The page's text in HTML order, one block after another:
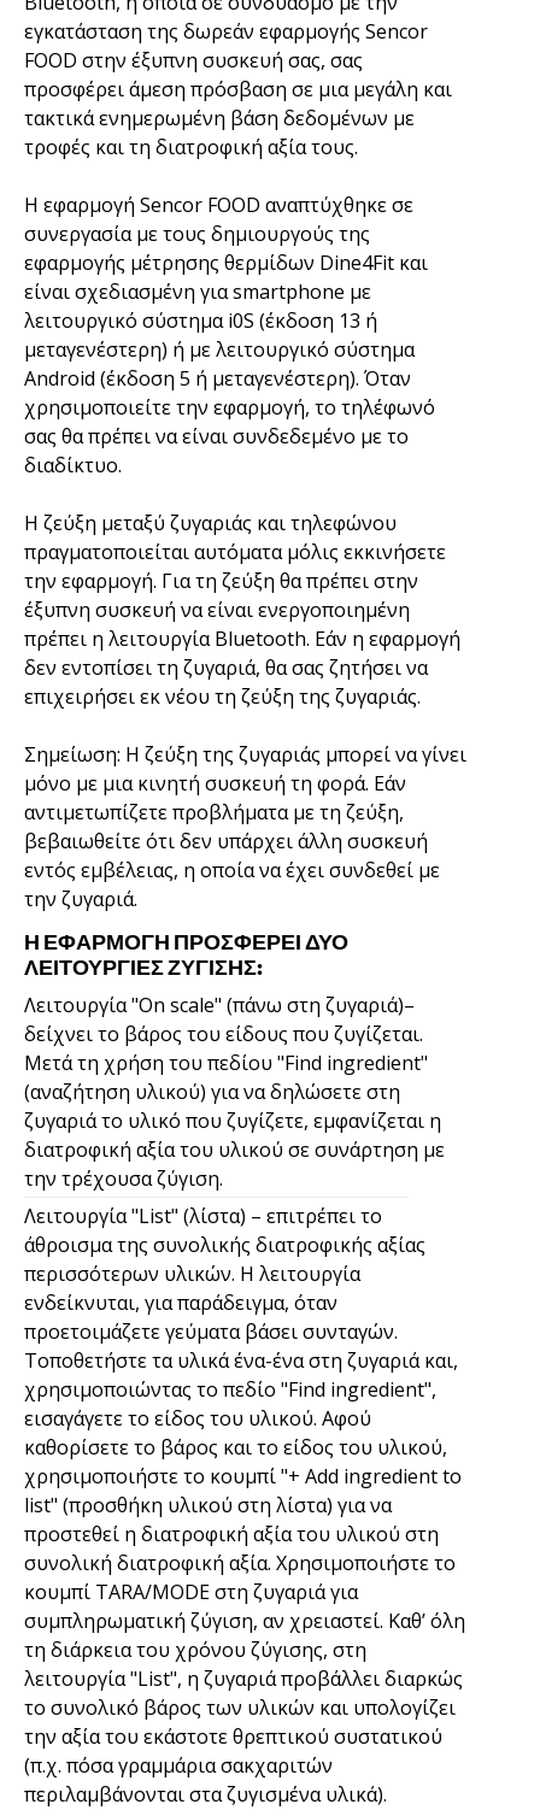
εγκατάσταση της δωρεάν εφαρμογής Sencor
FOOD στην έξυπνη συσκευή σας, σας
προσφέρει άμεση πρόσβαση σε μια μεγάλη και
τακτικά ενημερωμένη βάση δεδομένων με
τροφές και τη διατροφική αξία τους.
Η εφαρμογή Sencor FOOD αναπτύχθηκε σε
συνεργασία με τους δημιουργούς της
εφαρμογής μέτρησης θερμίδων Dine4Fit και
είναι σχεδιασμένη για smartphone με
λειτουργικό σύστημα i0S (έκδοση 13 ή
μεταγενέστερη) ή με λειτουργικό σύστημα
Android (έκδοση 5 ή μεταγενέστερη). Όταν
χρησιμοποιείτε την εφαρμογή, το τηλέφωνό
σας θα πρέπει να είναι συνδεδεμένο με το
διαδίκτυο.
Η ζεύξη μεταξύ ζυγαριάς και τηλεφώνου
πραγματοποιείται αυτόματα μόλις εκκινήσετε
την εφαρμογή. Για τη ζεύξη θα πρέπει στην
έξυπνη συσκευή να είναι ενεργοποιημένη
πρέπει η λειτουργία Bluetooth. Εάν η εφαρμογή
δεν εντοπίσει τη ζυγαριά, θα σας ζητήσει να
επιχειρήσει εκ νέου τη ζεύξη της ζυγαριάς.
Σημείωση: Η ζεύξη της ζυγαριάς μπορεί να γίνει
μόνο με μια κινητή συσκευή τη φορά. Εάν
αντιμετωπίζετε προβλήματα με τη ζεύξη,
βεβαιωθείτε ότι δεν υπάρχει άλλη συσκευή
εντός εμβέλειας, η οποία να έχει συνδεθεί με
την ζυγαριά.
Η ΕΦΑΡΜΟΓΉ ΠΡΟΣΦΈΡΕΙ ΔΎΟ
ΛΕΙΤΟΥΡΓΊΕΣ ΖΎΓΙΣΗΣ:
Λειτουργία "On scale" (πάνω στη ζυγαριά)–
δείχνει το βάρος του είδους που ζυγίζεται.
Μετά τη χρήση του πεδίου "Find ingredient"
(αναζήτηση υλικού) για να δηλώσετε στη
ζυγαριά το υλικό που ζυγίζετε, εμφανίζεται η
διατροφική αξία του υλικού σε συνάρτηση με
την τρέχουσα ζύγιση.
Λειτουργία "List" (λίστα) – επιτρέπει το
άθροισμα της συνολικής διατροφικής αξίας
περισσότερων υλικών. Η λειτουργία
ενδείκνυται, για παράδειγμα, όταν
προετοιμάζετε γεύματα βάσει συνταγών.
Τοποθετήστε τα υλικά ένα-ένα στη ζυγαριά και,
χρησιμοποιώντας το πεδίο "Find ingredient",
εισαγάγετε το είδος του υλικού. Αφού
καθορίσετε το βάρος και το είδος του υλικού,
χρησιμοποιήστε το κουμπί "+ Add ingredient to
list" (προσθήκη υλικού στη λίστα) για να
προστεθεί η διατροφική αξία του υλικού στη
συνολική διατροφική αξία. Χρησιμοποιήστε το
κουμπί TARA/MODE στη ζυγαριά για
συμπληρωματική ζύγιση, αν χρειαστεί. Καθ’ όλη
τη διάρκεια του χρόνου ζύγισης, στη
λειτουργία "List", η ζυγαριά προβάλλει διαρκώς
το συνολικό βάρος των υλικών και υπολογίζει
την αξία του εκάστοτε θρεπτικού συστατικού
(π.χ. πόσα γραμμάρια σακχαριτών
περιλαμβάνονται στα ζυγισμένα υλικά).